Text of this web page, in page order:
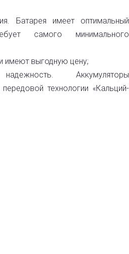
Батарея имеет оптимальный
самого минимального
имеют выгодную цену;
надежность. Аккумуляторы
технологии «Кальций-